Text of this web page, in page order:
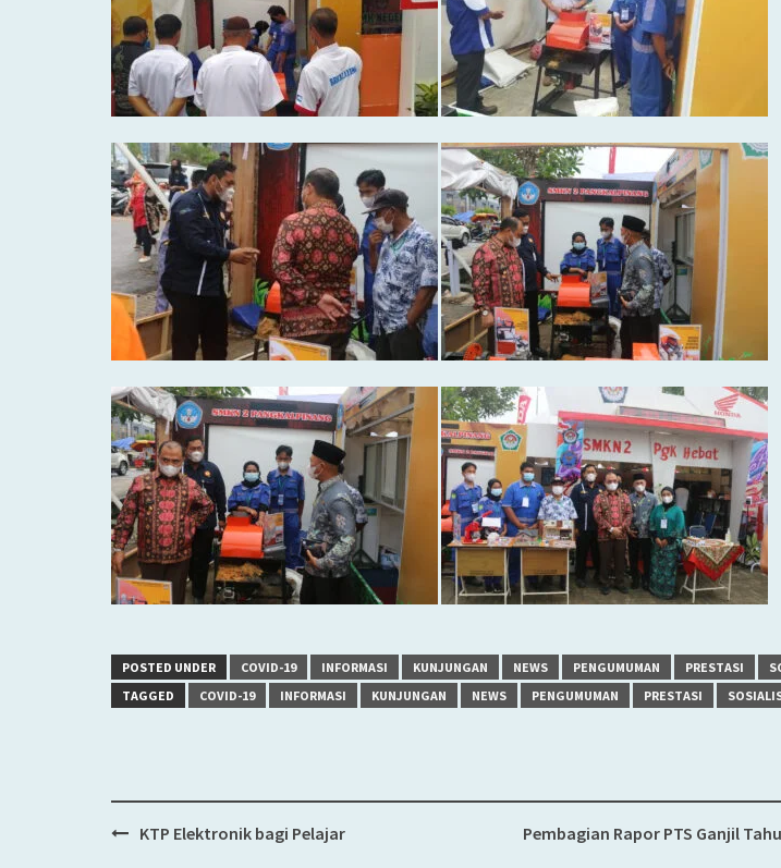
POSTED UNDER COVID-19 INFORMASI KUNJUNGAN NEWS PENGUMUMAN PRESTASI
TAGGED
COVID-19 INFORMASI KUNJUNGAN NEWS PENGUMUMAN PRESTASI
KTP Elektronik bagi Pelajar Pembagian Rapor PTS Ganjil